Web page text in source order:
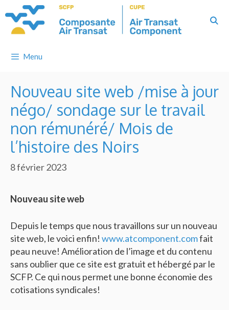
to
content
Menu
Nouveau site web /mise à jour
négo/ sondage sur le travail
non rémunéré/ Mois de
l’histoire des Noirs
8 février 2023
Nouveau site web
Depuis le temps que nous travaillons sur un nouveau
site web, le voici enfin! www.atcomponent.comfait
peau neuve! Amélioration de l’image et du contenu
sans oublier que ce site est gratuit et hébergé par le
SCFP. Ce qui nous permet une bonne économie des
cotisations syndicales!